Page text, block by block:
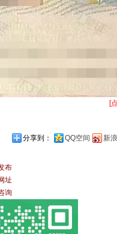
[
分享到：
QQ空间 新
布
址
询